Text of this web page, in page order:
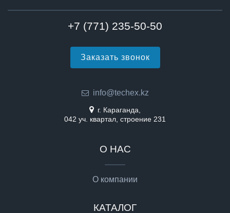
+7 (771) 235-50-50
Заказать звонок
info@techex.kz
г. Караганда,
042 уч. квартал, строение 231
О НАС
О компании
КАТАЛОГ